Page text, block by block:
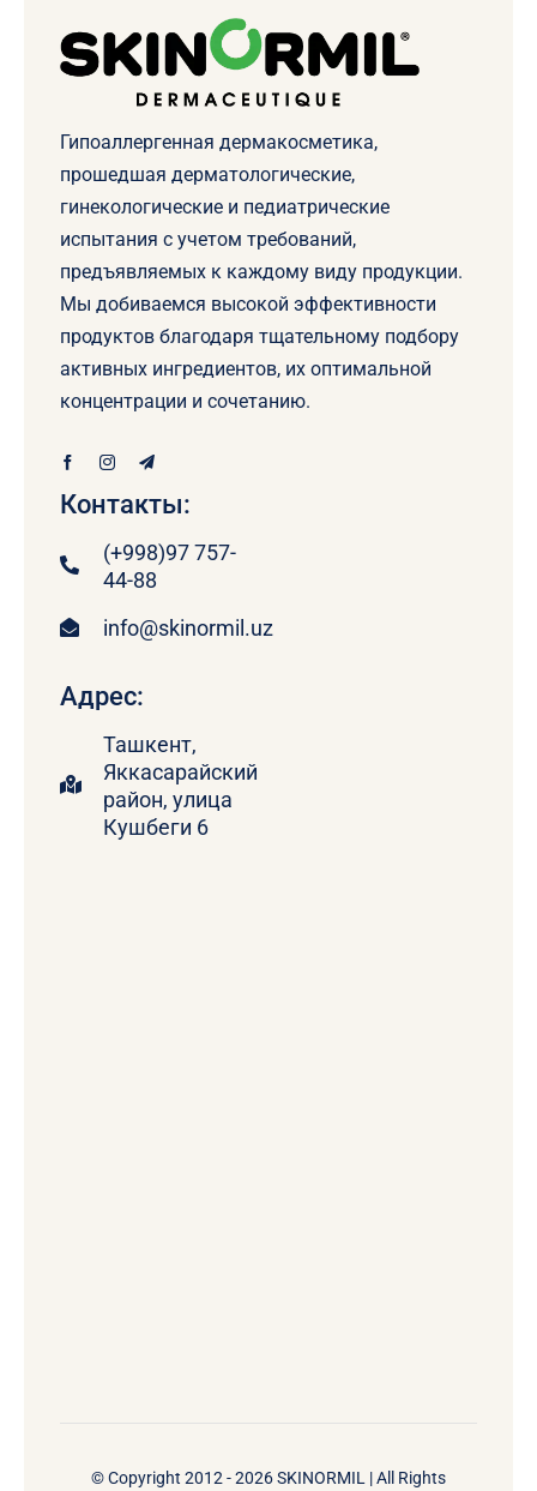
Гипоаллергенная дермакосметика,
прошедшая дерматологические,
гинекологические и педиатрические
испытания с учетом требований,
предъявляемых к каждому виду продукции.
Мы добиваемся высокой эффективности
продуктов благодаря тщательному подбору
активных ингредиентов, их оптимальной
концентрации и сочетанию.
Контакты:
(+998)97 757-
44-88
info@skinormil.uz
Адрес:
Ташкент,
Яккасарайский
район, улица
Кушбеги 6
© Copyright 2012 - 2026 SKINORMIL | All Rights